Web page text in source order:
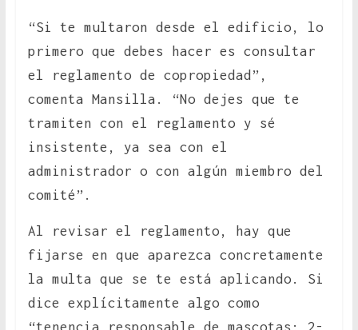
“Si te multaron desde el edificio, lo
primero que debes hacer es consultar
el reglamento de copropiedad”,
comenta Mansilla. “No dejes que te
tramiten con el reglamento y sé
insistente, ya sea con el
administrador o con algún miembro del
comité”.
Al revisar el reglamento, hay que
fijarse en que aparezca concretamente
la multa que se te está aplicando. Si
dice explícitamente algo como
“tenencia responsable de mascotas: 2-